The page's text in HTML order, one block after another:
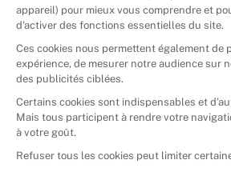
🇮🇹Italie
Donner vos livres